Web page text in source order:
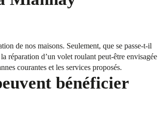
de nos maisons. Seulement, que se passe-t-il
réparation d’un volet roulant peut-être envisagée
courantes et les services proposés.
bénéficier